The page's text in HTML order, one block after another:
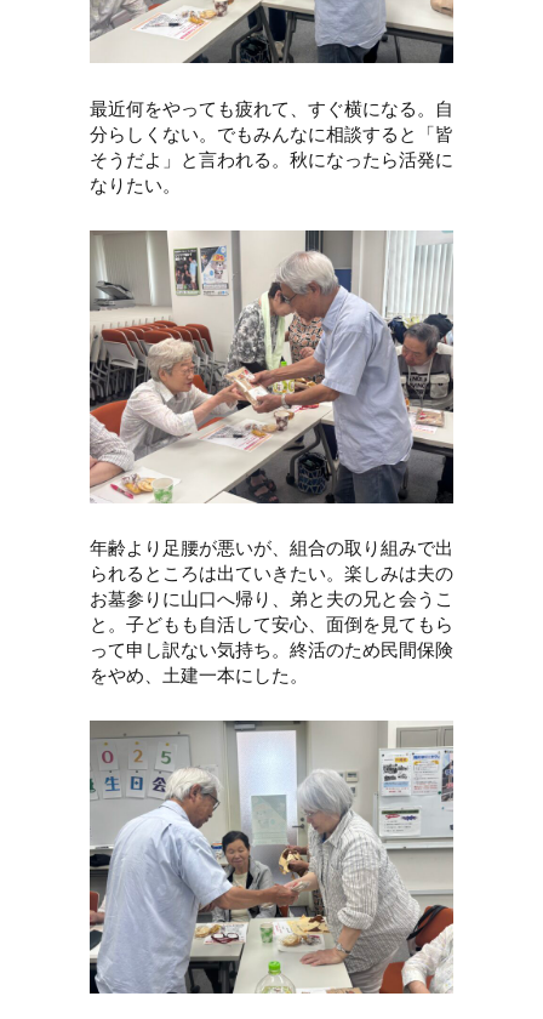
最近何をやっても疲れて、すぐ横になる。自
分らしくない。でもみんなに相談すると「皆
そうだよ」と言われる。秋になったら活発に
なりたい。
年齢より足腰が悪いが、組合の取り組みで出
られるところは出ていきたい。楽しみは夫の
お墓参りに山口へ帰り、弟と夫の兄と会うこ
と。子どもも自活して安心、面倒を見てもら
って申し訳ない気持ち。終活のため民間保険
をやめ、土建一本にした。